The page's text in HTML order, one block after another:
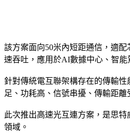
該方案面向50米內短距通信，適
速吞吐，應用於AI數據中心、智能
針對傳統電互聯架構存在的傳輸
足、功耗高、信號串擾、傳輸距離
此次推出高速光互連方案，是思
領域。